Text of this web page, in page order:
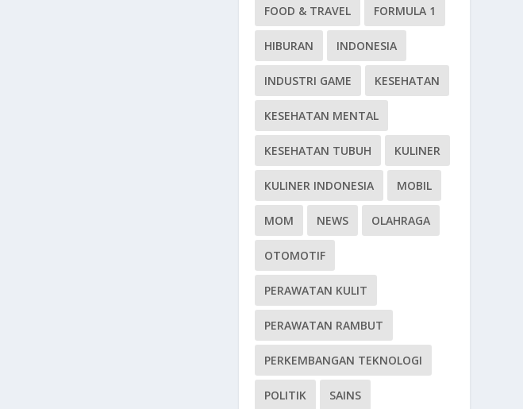
FOOD & TRAVEL FORMULA 1
HIBURAN INDONESIA
INDUSTRI GAME KESEHATAN
KESEHATAN MENTAL
KESEHATAN TUBUH KULINER
KULINER INDONESIA MOBIL
MOM NEWS OLAHRAGA
OTOMOTIF
PERAWATAN KULIT
PERAWATAN RAMBUT
PERKEMBANGAN TEKNOLOGI
POLITIK SAINS